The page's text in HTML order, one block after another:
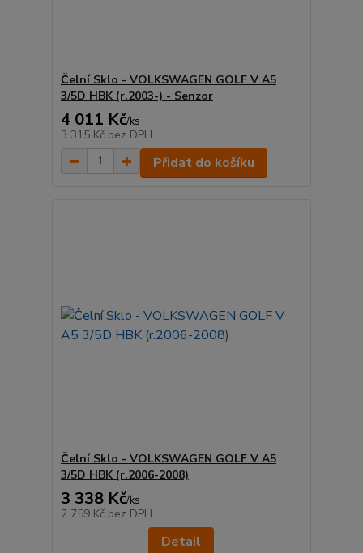
Čelní Sklo - VOLKSWAGEN GOLF V A5
3/5D HBK (r.2003-) - Senzor
4 011 Kč/ks
3 315 Kč bez DPH
Přidat do košíku
Čelní Sklo - VOLKSWAGEN GOLF V A5
3/5D HBK (r.2006-2008)
3 338 Kč/ks
2 759 Kč bez DPH
Detail